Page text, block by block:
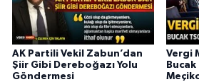
AK Partili Vekil Zabun’dan
Şiir Gibi Dereboğazı Yolu
Göndermesi
Vergi
Bucak